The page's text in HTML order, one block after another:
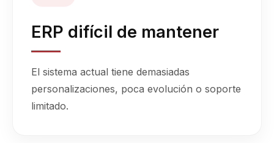
ERP difícil de mantener
El sistema actual tiene demasiadas
personalizaciones, poca evolución o soporte
limitado.